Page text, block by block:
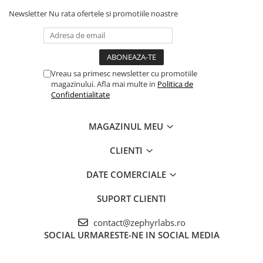
Newsletter Nu rata ofertele si promotiile noastre
Vreau sa primesc newsletter cu promotiile
magazinului. Afla mai multe in Politica de
Confidentialitate
MAGAZINUL MEU
CLIENTI
DATE COMERCIALE
SUPORT CLIENTI
contact@zephyrlabs.ro
SOCIAL URMARESTE-NE IN SOCIAL MEDIA